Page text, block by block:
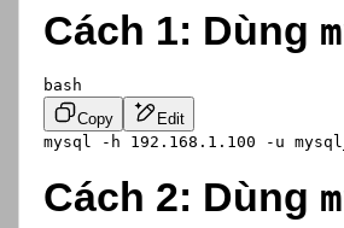
Cách 1: Dùng
bash
Copy
Edit
Cách 2: Dùng